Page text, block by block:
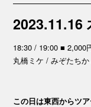
2023.11.16
18:30 / 19:00 ■ 2,000
丸橋ミケ / みぞたち
この日は東西からツ